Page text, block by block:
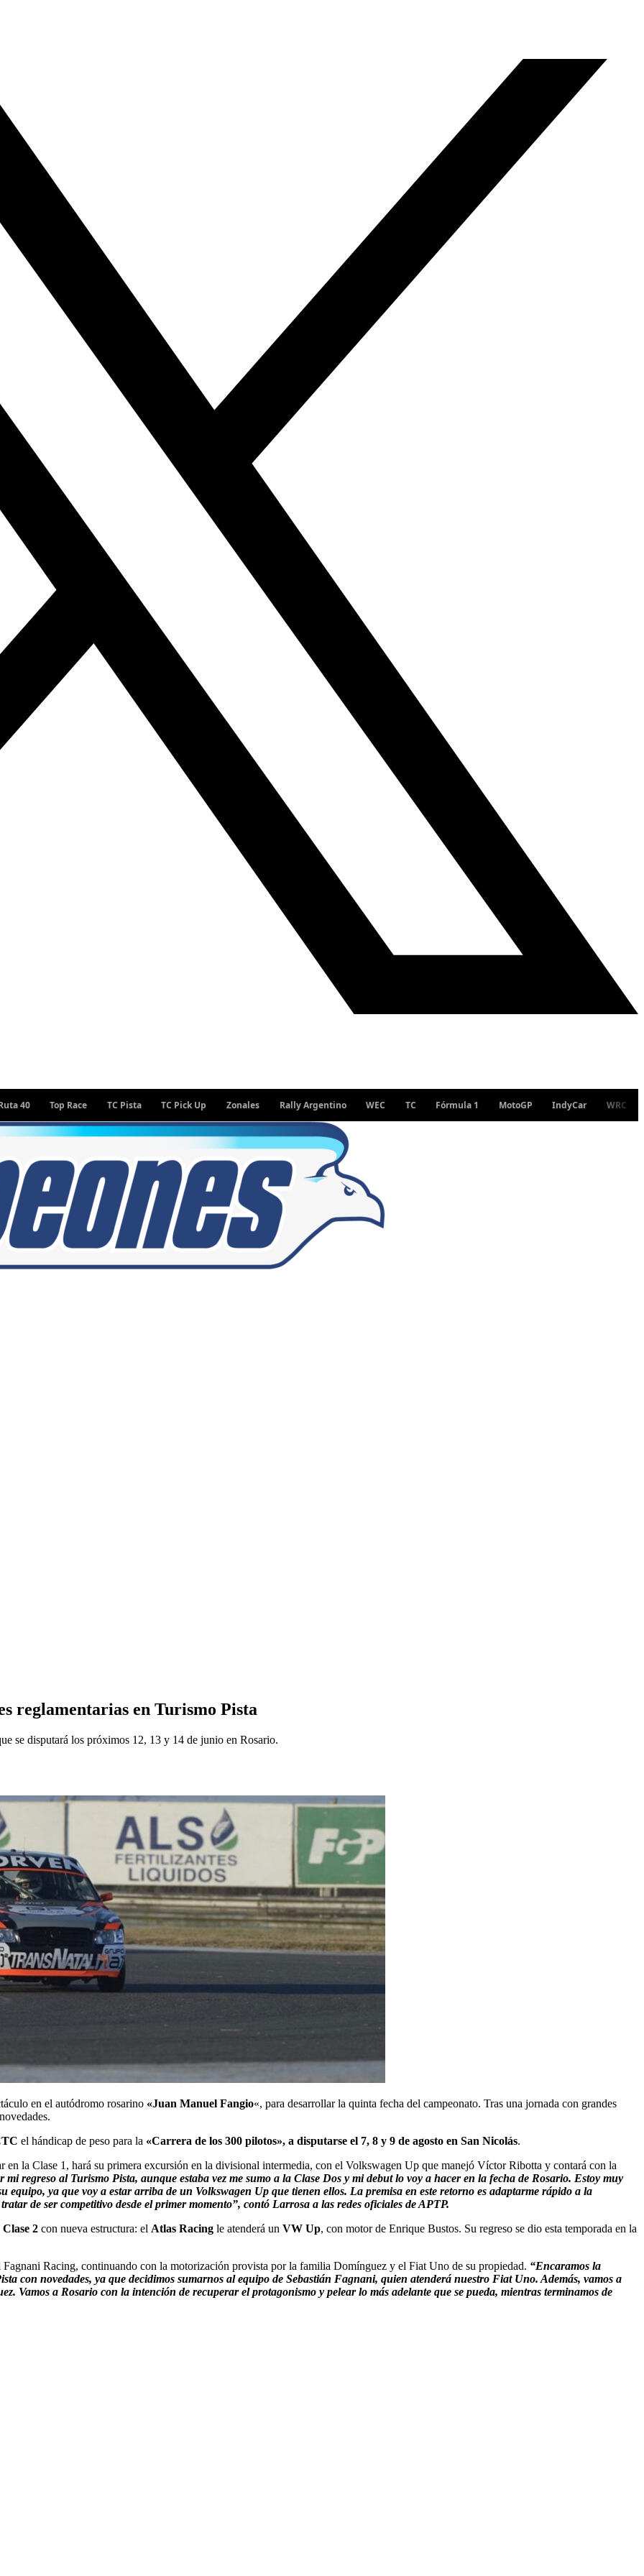
Top Race TC Pista TC Pick Up Zonales Rally Argentino WEC TC Fórmula 1 MotoGP IndyCar WRC
reglamentarias en Turismo Pista
se disputará los próximos 12, 13 y 14 de junio en Rosario.
en el autódromo rosarino «Juan Manuel Fangio«, para desarrollar la quinta fecha del campeonato. Tras una jornada con grandes
el hándicap de peso para la «Carrera de los 300 pilotos», a disputarse el 7, 8 y 9 de agosto en San Nicolás.
en la Clase 1, hará su primera excursión en la divisional intermedia, con el Volkswagen Up que manejó Víctor Ribotta y contará con la
regreso al Turismo Pista, aunque estaba vez me sumo a la Clase Dos y mi debut lo voy a hacer en la fecha de Rosario. Estoy muy
equipo, ya que voy a estar arriba de un Volkswagen Up que tienen ellos. La premisa en este retorno es adaptarme rápido a la
de ser competitivo desde el primer momento”, contó Larrosa a las redes oficiales de APTP.
Clase 2 con nueva estructura: el Atlas Racing le atenderá un VW Up, con motor de Enrique Bustos. Su regreso se dio esta temporada en la
Racing, continuando con la motorización provista por la familia Domínguez y el Fiat Uno de su propiedad. “Encaramos la
con novedades, ya que decidimos sumarnos al equipo de Sebastián Fagnani, quien atenderá nuestro Fiat Uno. Además, vamos a
Vamos a Rosario con la intención de recuperar el protagonismo y pelear lo más adelante que se pueda, mientras terminamos de